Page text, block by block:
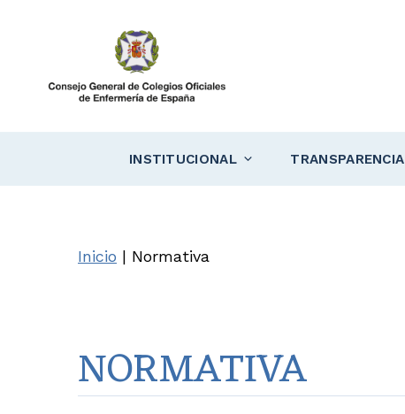
INSTITUCIONAL TRANSPARENCIA
Inicio | Normativa
NORMATIVA